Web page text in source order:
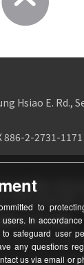
Hsiao E. Rd.,
886-2-2731-1171
Rd.,
3-531-0460
to
In
safeguard user
any questions
us via email or